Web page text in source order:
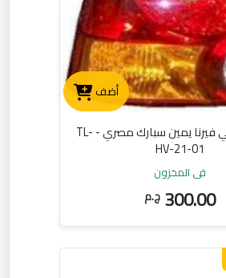
أضف
فانوس خلفي فيرنا يمين سبارك مصري - TL-
HV-21-01
في المخزون
300.00 ج.م